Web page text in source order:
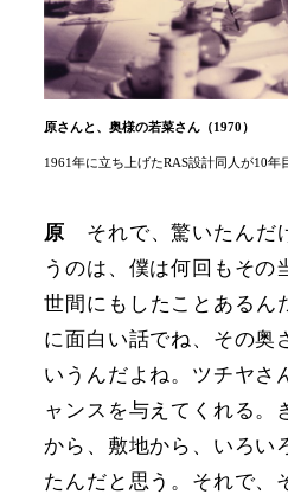
原さんと、奥様の若菜さん（1970）
1961年に立ち上げたRAS設計同人が10年
原 それで、驚いたん
うのは、僕は何回もその
世間にもしたことある
に面白い話でね、その奥
いうんだよね。ツチヤさ
ャンスを与えてくれる。
から、敷地から、いろい
たんだと思う。それで、